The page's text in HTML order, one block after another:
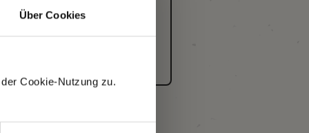
Über Cookies
Cookie-Nutzung zu.